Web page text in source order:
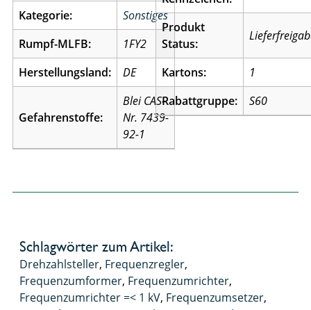
Kategorie:
Sonstiges
Rumpf-MLFB:
1FY2
Herstellungsland:
DE
Gefahrenstoffe:
Blei CAS-
Nr. 7439-
92-1
Produkt
Status:
Kartons:
1
Rabattgruppe:
S60
Schlagwörter zum Artikel:
Drehzahlsteller, Frequenzregler,
Frequenzumformer, Frequenzumrichter,
Frequenzumrichter =< 1 kV, Frequenzumsetzer,